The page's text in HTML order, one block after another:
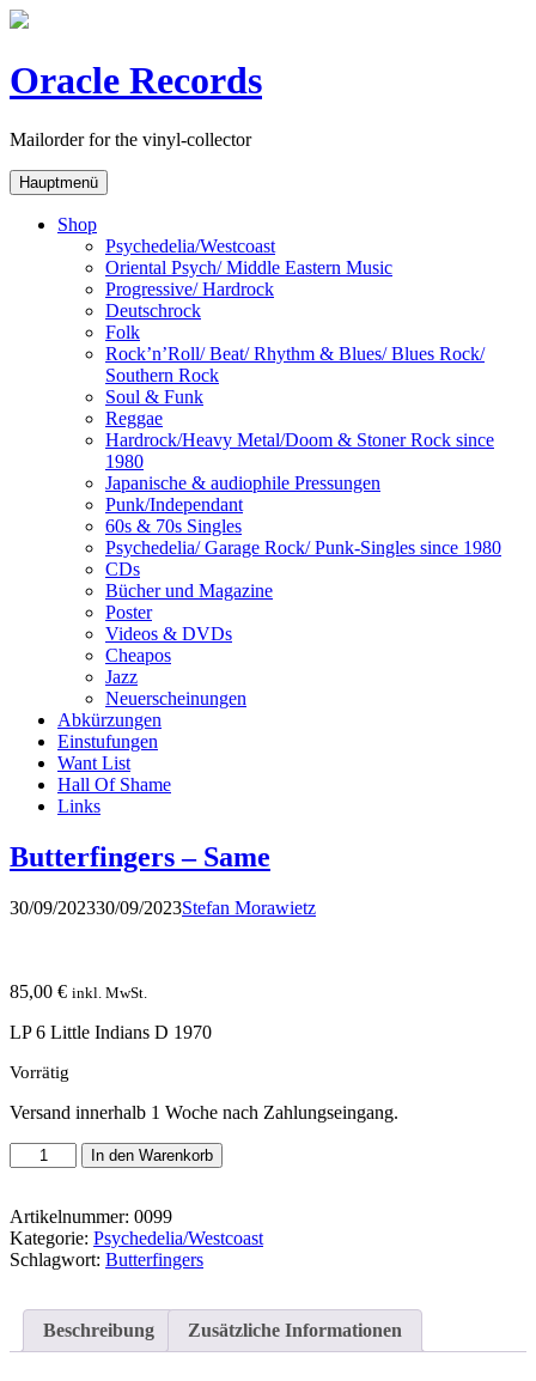
Skip
Oracle Records
Mailorder for the vinyl-collector
Hauptmenü
Shop
Psychedelia/Westcoast
Oriental Psych/ Middle Eastern Music
Progressive/ Hardrock
Deutschrock
Folk
Rock’n’Roll/ Beat/ Rhythm & Blues/ Blues Rock/
Southern Rock
Soul & Funk
Reggae
Hardrock/Heavy Metal/Doom & Stoner Rock since
1980
Japanische & audiophile Pressungen
Punk/Independant
60s & 70s Singles
Psychedelia/ Garage Rock/ Punk-Singles since 1980
CDs
Bücher und Magazine
Poster
Videos & DVDs
Cheapos
Jazz
Neuerscheinungen
Abkürzungen
Einstufungen
Want List
Hall Of Shame
Links
Butterfingers – Same
30/09/202330/09/2023Stefan Morawietz
85,00 € inkl. MwSt.
LP 6 Little Indians D 1970
Vorrätig
Versand innerhalb 1 Woche nach Zahlungseingang.
Butterfingers
-
Menge
In den Warenkorb
Artikelnummer: 0099
Kategorie: Psychedelia/Westcoast
Schlagwort: Butterfingers
Beschreibung Zusätzliche Informationen